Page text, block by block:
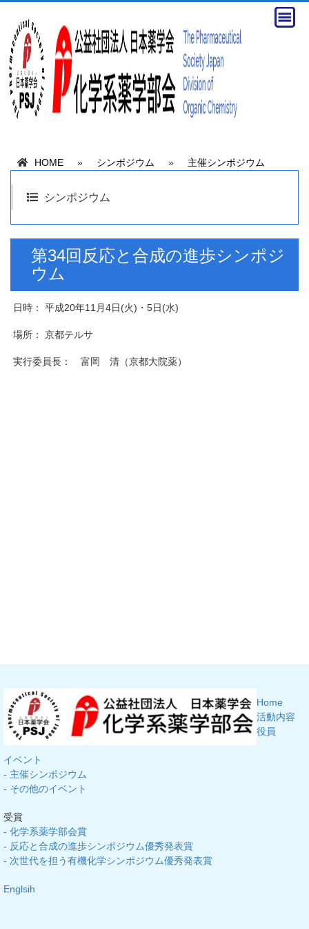
HOME » シンポジウム » 主催シンポジウム
シンポジウム
第34回反応と合成の進歩シンポジ
ウム
日時： 平成20年11月4日(火)・5日(水)
場所： 京都テルサ
実行委員長： 富岡 清（京都大院薬）
Home
活動内容
役員
イベント
- 主催シンポジウム
- その他のイベント
受賞
- 化学系薬学部会賞
- 反応と合成の進歩シンポジウム優秀発表賞
- 次世代を担う有機化学シンポジウム優秀発表賞
Englsih